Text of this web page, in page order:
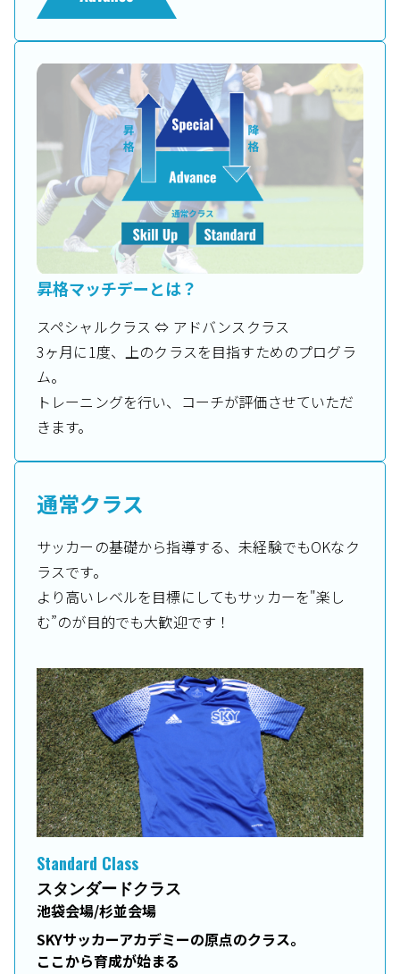
昇格マッチデーとは？
スペシャルクラス ⇔ アドバンスクラス
3ヶ月に1度、上のクラスを目指すためのプログラ
ム。
トレーニングを行い、コーチが評価させていただ
きます。
通常クラス
サッカーの基礎から指導する、未経験でもOKなク
ラスです。
より高いレベルを目標にしてもサッカーを"楽し
む”のが目的でも大歓迎です！
Standard Class
スタンダードクラス
池袋会場/杉並会場
SKYサッカーアカデミーの原点のクラス。
ここから育成が始まる